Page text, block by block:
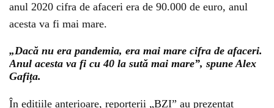
anul 2020 cifra de afaceri era de 90.000 de euro, anul
acesta va fi mai mare.
„Dacă nu era pandemia, era mai mare cifra de afaceri.
Anul acesta va fi cu 40 la sută mai mare”, spune Alex
Gafița.
În edițiile anterioare, reporterii „BZI” au prezentat